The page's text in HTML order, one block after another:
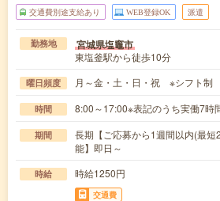
交通費別途支給あり WEB登録OK 派遣
勤務地 宮城県塩竈市
東塩釜駅から徒歩10分
曜日頻度 月～金・土・日・祝 ※シフト制
時間 8:00～17:00※表記のうち実働7時
期間
長期【ご応募から1週間以内(最
能】即日～
時給 時給1250円
交通費